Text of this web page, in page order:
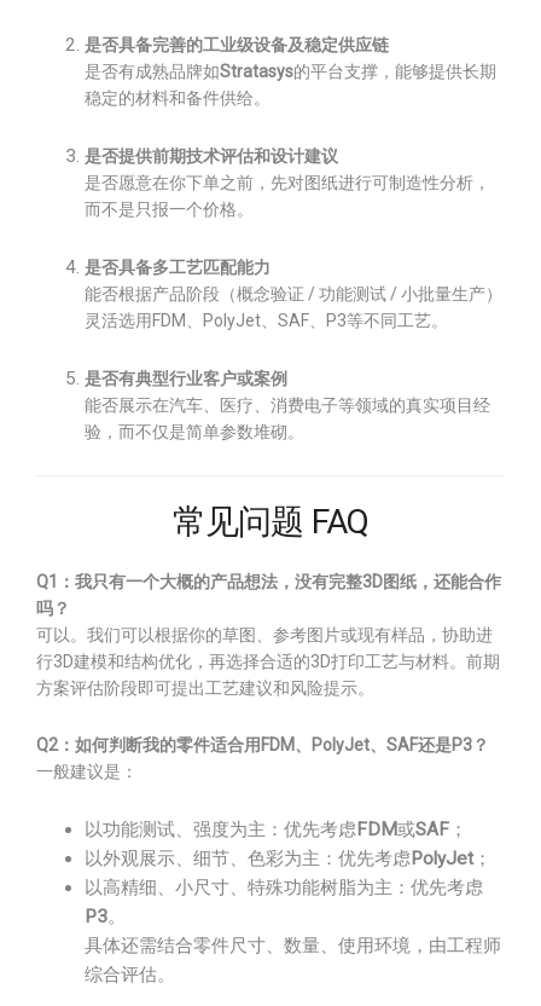
是否具备完善的工业级设备及稳定供应链
是否有成熟品牌如Stratasys的平台支撑，能够提供长期
稳定的材料和备件供给。
是否提供前期技术评估和设计建议
是否愿意在你下单之前，先对图纸进行可制造性分析，
而不是只报一个价格。
是否具备多工艺匹配能力
能否根据产品阶段（概念验证 / 功能测试 / 小批量生产）
灵活选用FDM、PolyJet、SAF、P3等不同工艺。
是否有典型行业客户或案例
能否展示在汽车、医疗、消费电子等领域的真实项目经
验，而不仅是简单参数堆砌。
常见问题 FAQ
Q1：我只有一个大概的产品想法，没有完整3D图纸，还能合作
吗？
可以。我们可以根据你的草图、参考图片或现有样品，协助进
行3D建模和结构优化，再选择合适的3D打印工艺与材料。前期
方案评估阶段即可提出工艺建议和风险提示。
Q2：如何判断我的零件适合用FDM、PolyJet、SAF还是P3？
一般建议是：
以功能测试、强度为主：优先考虑FDM或SAF ；
以外观展示、细节、色彩为主：优先考虑PolyJet；
以高精细、小尺寸、特殊功能树脂为主：优先考虑
P3。
具体还需结合零件尺寸、数量、使用环境，由工程师
综合评估。